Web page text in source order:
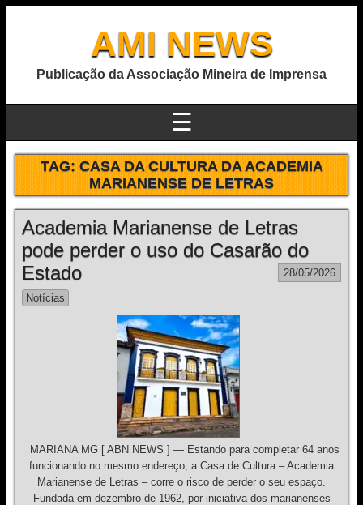
AMI NEWS
Publicação da Associação Mineira de Imprensa
☰
TAG:CASA DA CULTURA DA ACADEMIA
MARIANENSE DE LETRAS
Academia Marianense de Letras
pode perder o uso do Casarão do
Estado
28/05/2026
Notícias
MARIANA MG [ ABN NEWS ] — Estando para completar 64 anos
funcionando no mesmo endereço, a Casa de Cultura – Academia
Marianense de Letras – corre o risco de perder o seu espaço.
Fundada em dezembro de 1962, por iniciativa dos marianenses